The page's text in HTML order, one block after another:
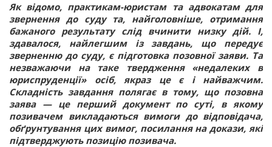
Як відомо, практикам-юристам та адвокатам для
звернення до суду та, найголовніше, отримання
бажаного результату слід вчинити низку дій. І,
здавалося, найлегшим із завдань, що передує
зверненню до суду, є підготовка позовної заяви. Та
незважаючи на таке твердження «недалеких в
юриспруденції» осіб, якраз це є і найважчим.
Складність завдання полягає в тому, що позовна
заява — це перший документ по суті, в якому
позивачем викладаються вимоги до відповідача,
обґрунтування цих вимог, посилання на докази, які
підтверджують позицію позивача.